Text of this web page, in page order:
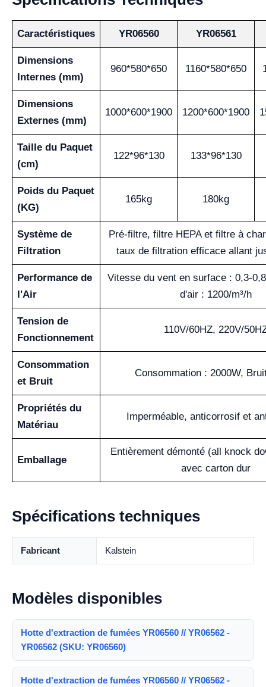
Caractéristiques YR06560 YR06561
Dimensions
Internes (mm)
960*580*650 1160*580*650
Dimensions
Externes (mm)
1000*600*1900 1200*600*1900
Taille du Paquet
(cm)
122*96*130 133*96*130
Poids du Paquet
(KG)
165kg 180kg
Système de
Filtration
Pré-filtre, filtre HEPA et filtre à
taux de filtration efficace allant
Performance de
l'Air
Vitesse du vent en surface : 0,3-
d'air : 1200/m³/h
Tension de
Fonctionnement
110V/60HZ, 220V/
Consommation
et Bruit
Consommation : 2000W,
Propriétés du
Matériau
Imperméable, anticorrosif et
Emballage
Entièrement démonté (all knock
avec carton dur
Spécifications techniques
Fabricant Kalstein
Modèles disponibles
Hotte d'extraction de fumées YR06560 // YR06562 -
YR06562 (SKU: YR06560)
Hotte d'extraction de fumées YR06560 // YR06562 -